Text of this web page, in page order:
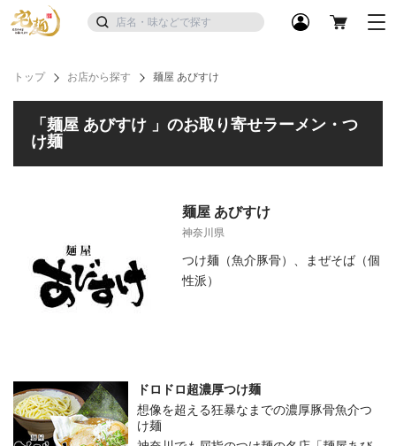
トップ お店から探す 麺屋 あびすけ
「麺屋 あびすけ 」のお取り寄せラーメン・つ
け麺
麺屋 あびすけ
神奈川県
つけ麺（魚介豚骨）、まぜそば（個
性派）
ドロドロ超濃厚つけ麺
想像を超える狂暴なまでの濃厚豚骨魚介つ
け麺